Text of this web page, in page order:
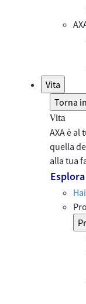
Vita
Torna
Vita
AXA è al
quella
alla tua